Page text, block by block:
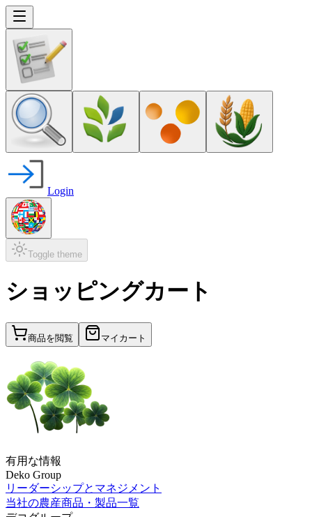
Login
Toggle theme
ショッピングカート
商品を閲覧 マイカート
有用な情報
Deko Group
リーダーシップとマネジメント
当社の農産商品・製品一覧